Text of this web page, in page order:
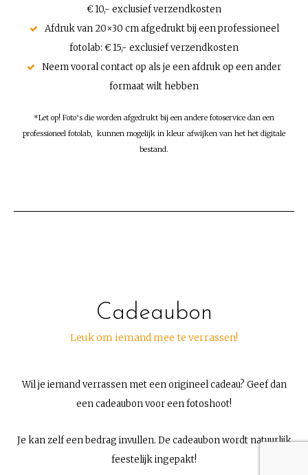
€ 10,- exclusief verzendkosten
Afdruk van 20×30 cm afgedrukt bij een professioneel
fotolab: € 15,- exclusief verzendkosten
Neem vooral contact op als je een afdruk op een ander
formaat wilt hebben
*Let op! Foto’s die worden afgedrukt bij een andere fotoservice dan een
professioneel fotolab, kunnen mogelijk in kleur afwijken van het het digitale
bestand.
Cadeaubon
Leuk om iemand mee te verrassen!
Wil je iemand verrassen met een origineel cadeau? Geef dan
een cadeaubon voor een fotoshoot!
Je kan zelf een bedrag invullen. De cadeaubon wordt natuurlijk
feestelijk ingepakt!